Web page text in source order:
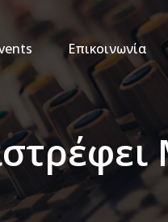
Επικοινωνία